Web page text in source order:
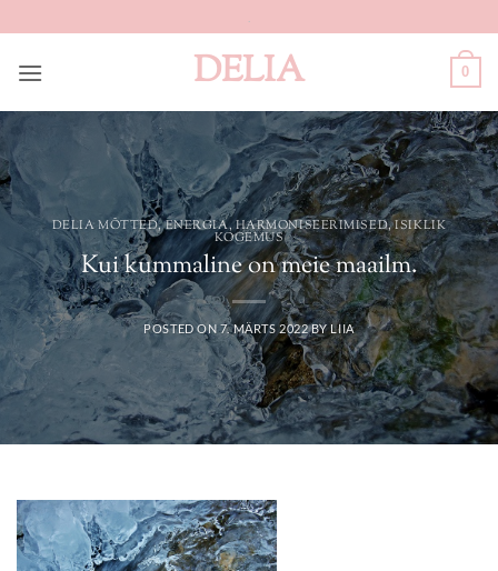
to
content
DELIA 0
DELIA MÕTTED,ENERGIA,HARMONISEERIMISED,ISIKLIK
KOGEMUS
Kui kummaline on meie maailm.
POSTED ON7. MÄRTS 2022BY LIIA